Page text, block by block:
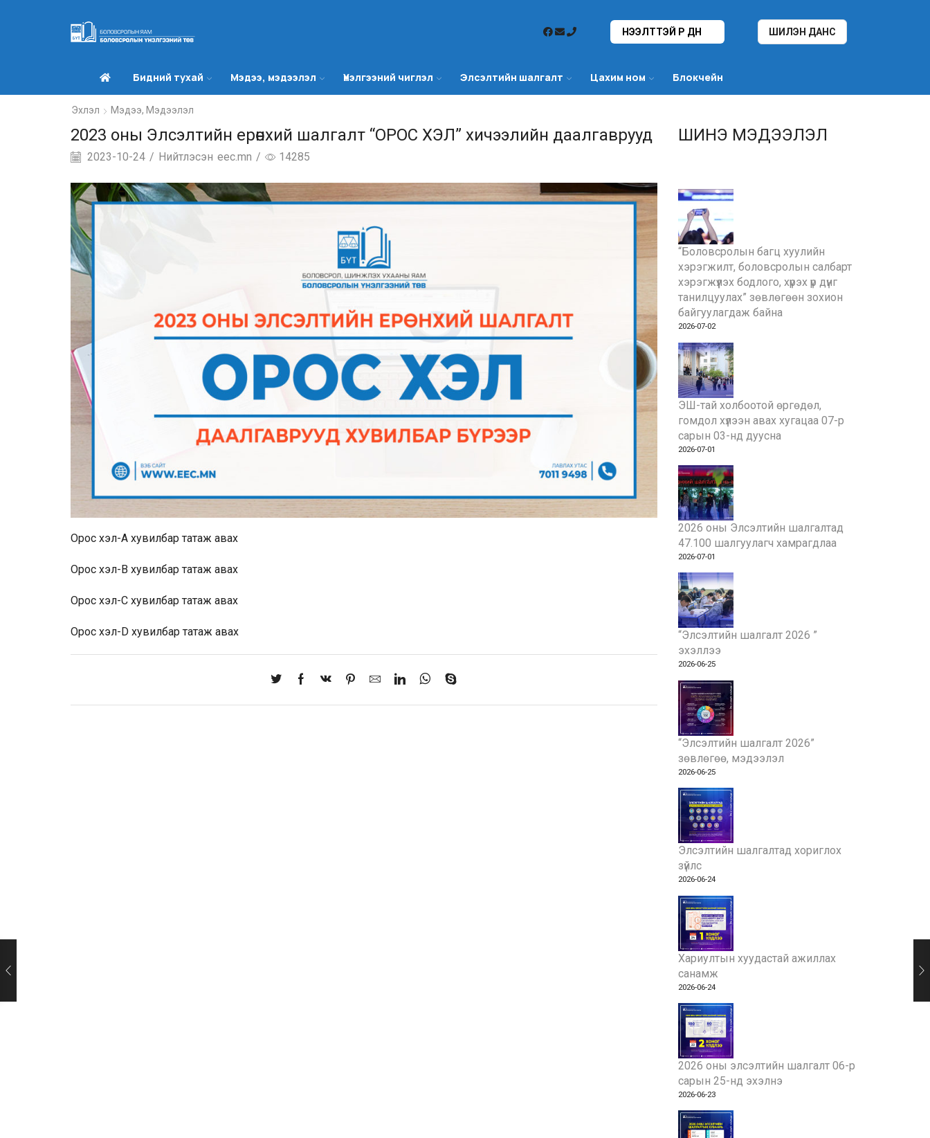
НЭЭЛТТЭЙ ҮР ДҮН ШИЛЭН ДАНС
Бидний тухай Мэдээ, мэдээлэл Үнэлгээний чиглэл Элсэлтийн шалгалт Цахим ном Блокчейн
Эхлэл Мэдээ, Мэдээлэл
2023 оны Элсэлтийн ерөнхий шалгалт “ОРОС ХЭЛ” хичээлийн даалгаврууд
2023-10-24 / Нийтлэсэн eec.mn / 14285
Орос хэл-A хувилбар татаж авах
Орос хэл-B хувилбар татаж авах
Орос хэл-C хувилбар татаж авах
Орос хэл-D хувилбар татаж авах
ШИНЭ МЭДЭЭЛЭЛ
“Боловсролын багц хуулийн
хэрэгжилт, боловсролын салбарт
хэрэгжүүлэх бодлого, хүрэх үр дүнг
танилцуулах” зөвлөгөөн зохион
байгуулагдаж байна
2026-07-02
ЭШ-тай холбоотой өргөдөл,
гомдол хүлээн авах хугацаа 07-р
сарын 03-нд дуусна
2026-07-01
2026 оны Элсэлтийн шалгалтад
47.100 шалгуулагч хамрагдлаа
2026-07-01
“Элсэлтийн шалгалт 2026 ”
эхэллээ
2026-06-25
“Элсэлтийн шалгалт 2026”
зөвлөгөө, мэдээлэл
2026-06-25
Элсэлтийн шалгалтад хориглох
зүйлс
2026-06-24
Хариултын хуудастай ажиллах
санамж
2026-06-24
2026 оны элсэлтийн шалгалт 06-р
сарын 25-нд эхэлнэ
2026-06-23